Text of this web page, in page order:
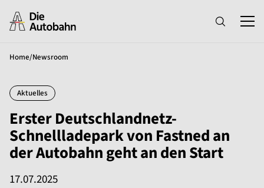
Home/Newsroom
Aktuelles
Erster Deutschlandnetz-
Schnellladepark von Fastned an
der Autobahn geht an den Start
17.07.2025